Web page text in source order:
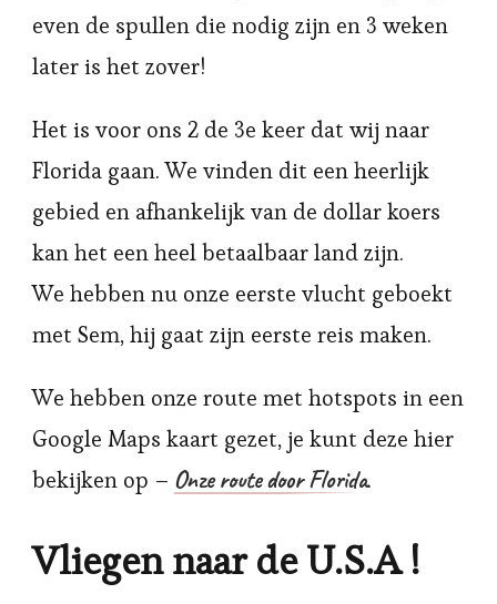
even de spullen die nodig zijn en 3 weken
later is het zover!
Het is voor ons 2 de 3e keer dat wij naar
Florida gaan. We vinden dit een heerlijk
gebied en afhankelijk van de dollar koers
kan het een heel betaalbaar land zijn.
We hebben nu onze eerste vlucht geboekt
met Sem, hij gaat zijn eerste reis maken.
We hebben onze route met hotspots in een
Google Maps kaart gezet, je kunt deze hier
bekijken op – Onze route door Florida.
Vliegen naar de U.S.A !